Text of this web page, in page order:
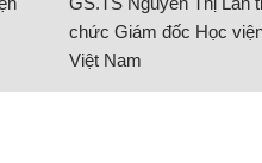
chức Giám đốc Học
Việt Nam